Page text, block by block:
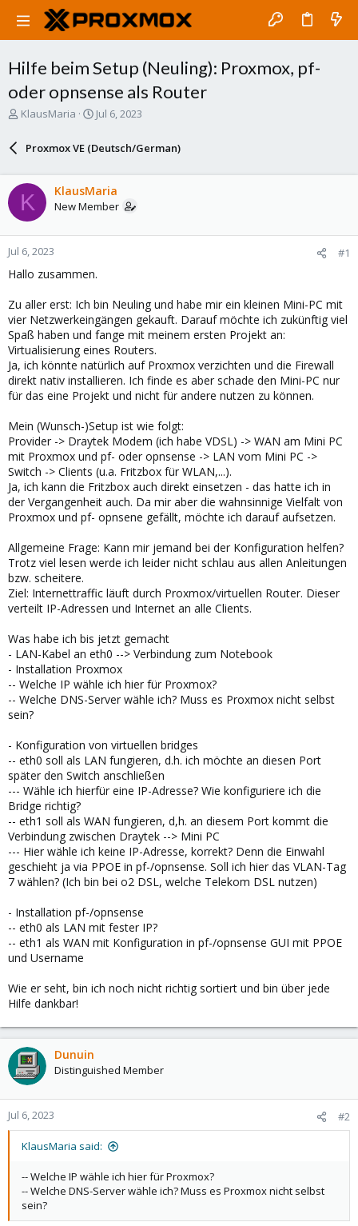
Hilfe beim Setup (Neuling): Proxmox, pf-
oder opnsense als Router
T
d
s
t
t
e
KlausMaria
S
a
r
a
t
Jul 6, 2023
Proxmox VE (Deutsch/German)
K KlausMaria
New Member
Jul 6, 2023 #1
Hallo zusammen.
Zu aller erst: Ich bin Neuling und habe mir ein kleinen Mini-PC mit
vier Netzwerkeingängen gekauft. Darauf möchte ich zukünftig viel
Spaß haben und fange mit meinem ersten Projekt an:
Virtualisierung eines Routers.
Ja, ich könnte natürlich auf Proxmox verzichten und die Firewall
direkt nativ installieren. Ich finde es aber schade den Mini-PC nur
für das eine Projekt und nicht für andere nutzen zu können.
Mein (Wunsch-)Setup ist wie folgt:
Provider -> Draytek Modem (ich habe VDSL) -> WAN am Mini PC
mit Proxmox und pf- oder opnsense -> LAN vom Mini PC ->
Switch -> Clients (u.a. Fritzbox für WLAN,...).
Ja, ich kann die Fritzbox auch direkt einsetzen - das hatte ich in
der Vergangenheit auch. Da mir aber die wahnsinnige Vielfalt von
Proxmox und pf- opnsene gefällt, möchte ich darauf aufsetzen.
Allgemeine Frage: Kann mir jemand bei der Konfiguration helfen?
Trotz viel lesen werde ich leider nicht schlau aus allen Anleitungen
bzw. scheitere.
Ziel: Internettraffic läuft durch Proxmox/virtuellen Router. Dieser
verteilt IP-Adressen und Internet an alle Clients.
Was habe ich bis jetzt gemacht
- LAN-Kabel an eth0 --> Verbindung zum Notebook
- Installation Proxmox
-- Welche IP wähle ich hier für Proxmox?
-- Welche DNS-Server wähle ich? Muss es Proxmox nicht selbst
sein?
- Konfiguration von virtuellen bridges
-- eth0 soll als LAN fungieren, d.h. ich möchte an diesen Port
später den Switch anschließen
--- Wähle ich hierfür eine IP-Adresse? Wie konfiguriere ich die
Bridge richtig?
-- eth1 soll als WAN fungieren, d,h. an diesem Port kommt die
Verbindung zwischen Draytek --> Mini PC
--- Hier wähle ich keine IP-Adresse, korrekt? Denn die Einwahl
geschieht ja via PPOE in pf-/opnsense. Soll ich hier das VLAN-Tag
7 wählen? (Ich bin bei o2 DSL, welche Telekom DSL nutzen)
- Installation pf-/opnsense
-- eth0 als LAN mit fester IP?
-- eth1 als WAN mit Konfiguration in pf-/opnsense GUI mit PPOE
und Username
Wie er seht, bin ich noch nicht richtig sortiert und bin über jede
Hilfe dankbar!
Dunuin
Distinguished Member
Jul 6, 2023 #2
KlausMaria said:
-- Welche IP wähle ich hier für Proxmox?
-- Welche DNS-Server wähle ich? Muss es Proxmox nicht selbst
sein?